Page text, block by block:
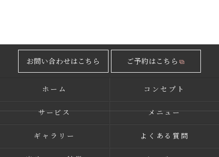
お問い合わせはこちら ご予約はこちら
ホーム コンセプト
サービス メニュー
ギャラリー よくある質問